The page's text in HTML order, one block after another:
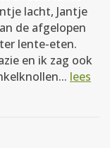
lacht, Jantje
de afgelopen
lente-eten.
en ik zag ook
lees